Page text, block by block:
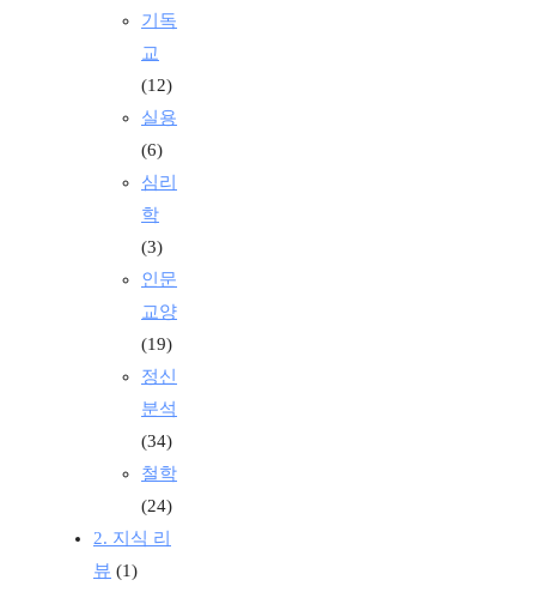
기독
교
(12)
실용
(6)
심리
학
(3)
인문
교양
(19)
정신
분석
(34)
철학
(24)
2. 지식 리
뷰 (1)